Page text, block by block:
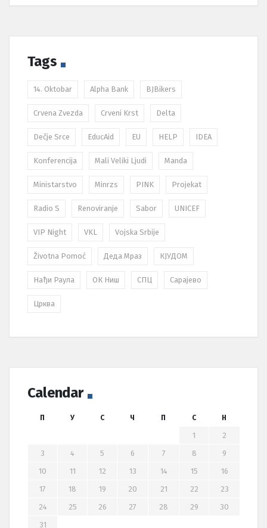
Tags
14. Oktobar Alpha Bank BJBikers
Crvena Zvezda Crveni Krst Delta
Dečje Srce EducAid EU HELP IDEA
Konferencija Mali Veliki Ljudi Manda
Ministarstvo Minrzs PINK Projekat
Radio S Renoviranje Sabor UNICEF
VIP Night VKL Vojska Srbije
Životna Pomoć Деда Мраз КЈУДОМ
Нађи Раула ОК Ниш СПЦ Сарајево
Црква
Calendar
П У С Ч П С Н
1
2
3
4 5 6 7 8
9
10
11 12 13 14 15
16
17
18 19 20 21 22
23
24
25 26 27 28 29
30
31